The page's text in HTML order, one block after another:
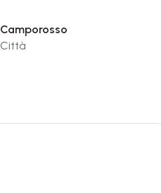
Camporosso
Città